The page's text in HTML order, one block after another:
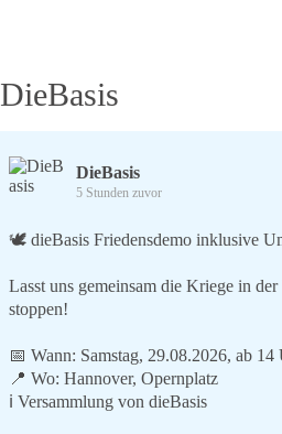
DieBasis
DieBasis
5 Stunden zuvor
🕊 dieBasis Friedensdemo inklusive
Lasst uns gemeinsam die Kriege in
stoppen!
📅 Wann: Samstag, 29.08.2026, ab 14
📍 Wo: Hannover, Opernplatz
ℹ️ Versammlung von dieBasis